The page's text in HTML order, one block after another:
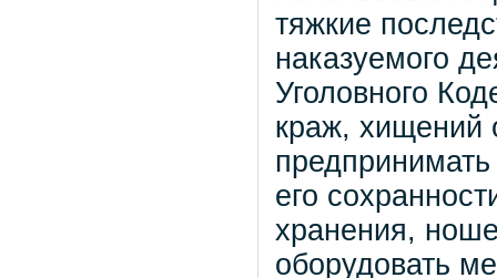
тяжкие
наказуемого
Уголовного
краж, хищений
его
хранения,
оборудовать